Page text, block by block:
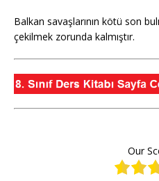
Balkan savaşlarının kötü son
çekilmek zorunda kalmıştır.
Our